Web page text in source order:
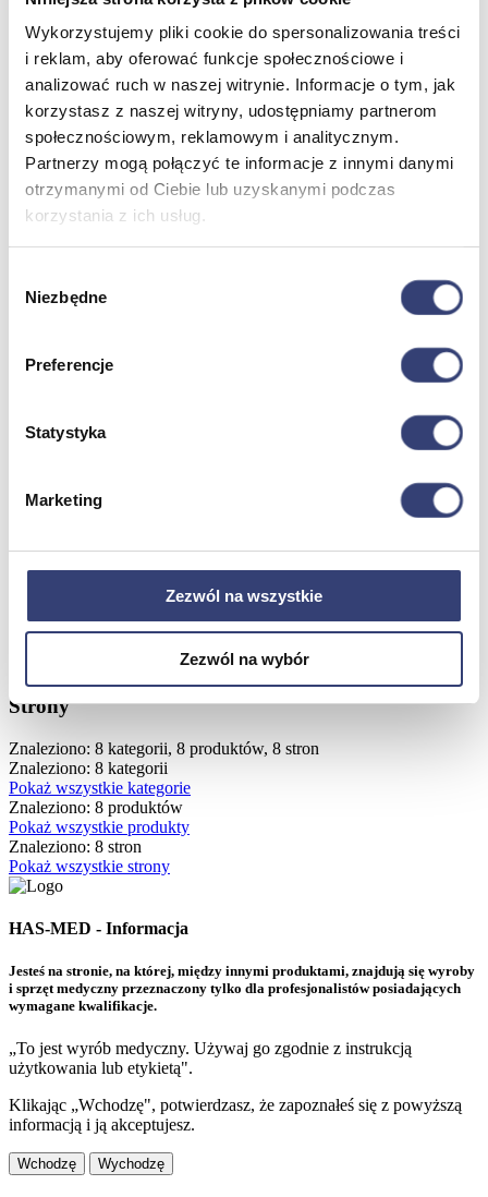
Wykorzystujemy pliki cookie do spersonalizowania treści
i reklam, aby oferować funkcje społecznościowe i
analizować ruch w naszej witrynie. Informacje o tym, jak
korzystasz z naszej witryny, udostępniamy partnerom
społecznościowym, reklamowym i analitycznym.
Partnerzy mogą połączyć te informacje z innymi danymi
otrzymanymi od Ciebie lub uzyskanymi podczas
korzystania z ich usług.
zgody
Niezbędne
Preferencje
Statystyka
Marketing
Zezwól na wszystkie
Zezwól na wybór
Serwis
Kontakt
Masz pytania? Skontaktuj się z nami!
+48 33 812 29 64
biuro@hasmed.pl
Rowery Monark
Innowacyjna siłownia HUR
Robot rehabilitacyjny
Kosmetyki Weyergans
Suchy hydromasaż
5%
Odwiedź nasz sklep stacjonarny Hasmed w Bielsku-Białej, gdzie
znajdziesz szeroki wybór nowoczesnego sprzętu medycznego i
Wyszukaj od nowa
Kategorie
Strony
Znaleziono: 8 kategorii, 8 produktów, 8 stron
Znaleziono: 8 kategorii
Pokaż wszystkie kategorie
Znaleziono: 8 produktów
Pokaż wszystkie produkty
Znaleziono: 8 stron
Pokaż wszystkie strony
HAS-MED - Informacja
Jesteś na stronie, na której, między innymi produktami, znajdują się wyroby
i sprzęt medyczny przeznaczony tylko dla profesjonalistów posiadających
wymagane kwalifikacje.
„To jest wyrób medyczny. Używaj go zgodnie z instrukcją
użytkowania lub etykietą".
Klikając „Wchodzę", potwierdzasz, że zapoznałeś się z powyższą
informacją i ją akceptujesz.
Wchodzę Wychodzę